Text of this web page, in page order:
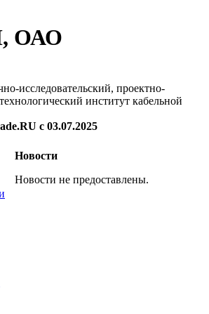
ОАО
исследовательский, проектно-
институт кабельной
с 03.07.2025
Новости
Новости не предоставлены.